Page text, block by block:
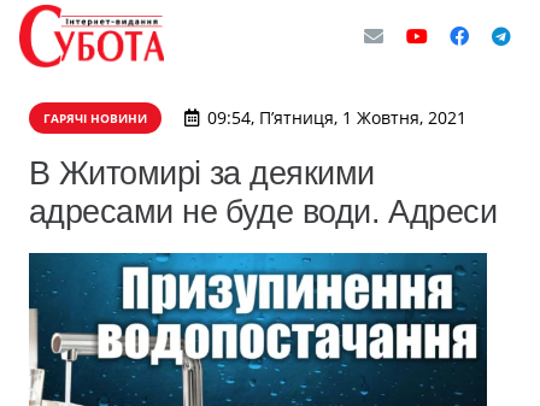
ГАРЯЧІ НОВИНИ 09:54, П’ятниця, 1 Жовтня, 2021
В Житомирі за деякими
адресами не буде води. Адреси